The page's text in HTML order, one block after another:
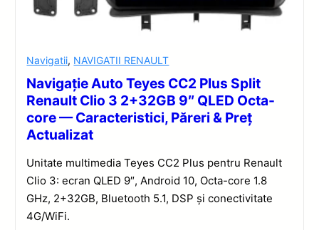
Navigatii, NAVIGATII RENAULT
Navigație Auto Teyes CC2 Plus Split
Renault Clio 3 2+32GB 9″ QLED Octa-
core — Caracteristici, Păreri & Preț
Actualizat
Unitate multimedia Teyes CC2 Plus pentru Renault
Clio 3: ecran QLED 9″, Android 10, Octa-core 1.8
GHz, 2+32GB, Bluetooth 5.1, DSP și conectivitate
4G/WiFi.